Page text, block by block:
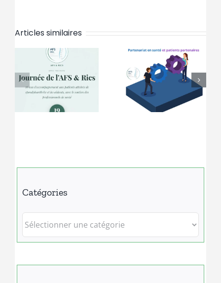
Articles similaires
HAS, Le
partenariat
patient en
Edito
Spondy
Mag juin
Catégories
Catégories